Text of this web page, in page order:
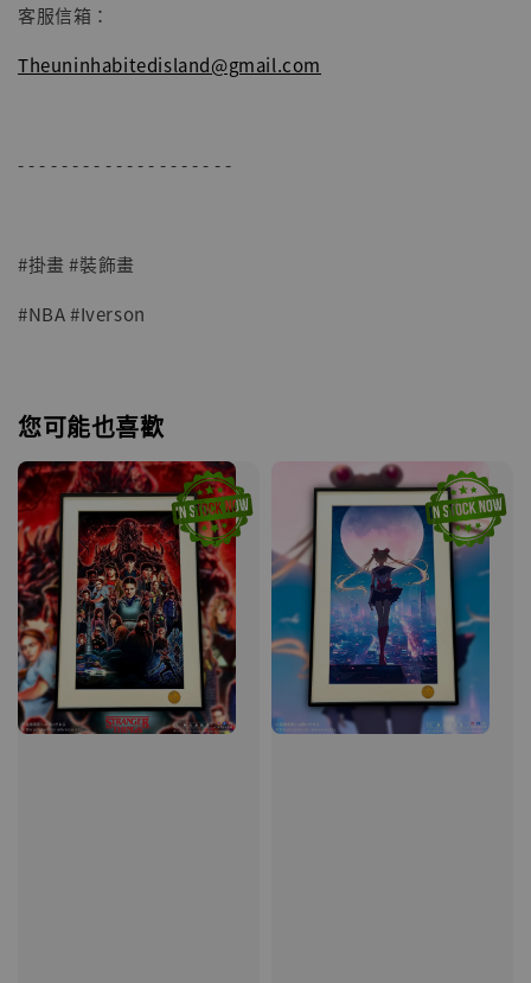
客服信箱：
Theuninhabitedisland@gmail.com
- - - - - - - - - - - - - - - - - - - -
#掛畫 #裝飾畫
#NBA #Iverson
您可能也喜歡